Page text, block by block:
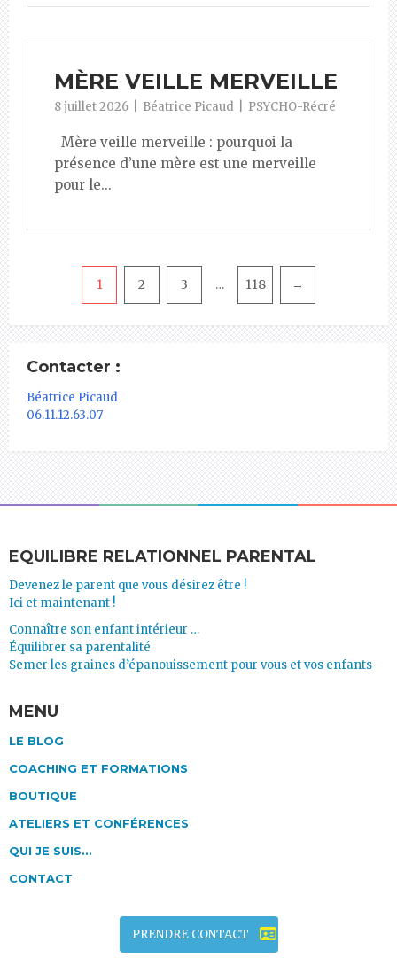
MÈRE VEILLE MERVEILLE
8 juillet 2026 Béatrice Picaud PSYCHO-Récré
Mère veille merveille : pourquoi la
présence d’une mère est une merveille
pour le...
Pagination
1 2 3 … 118 →
Contacter :
Béatrice Picaud
06.11.12.63.07
EQUILIBRE RELATIONNEL PARENTAL
Devenez le parent que vous désirez être !
Ici et maintenant !
Connaître son enfant intérieur …
Équilibrer sa parentalité
Semer les graines d’épanouissement pour vous et vos enfants
MENU
LE BLOG
COACHING ET FORMATIONS
BOUTIQUE
ATELIERS ET CONFÉRENCES
QUI JE SUIS…
CONTACT
PRENDRE CONTACT